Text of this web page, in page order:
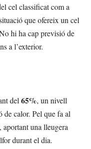
cel classificat com a
que ofereix un cel
hi ha cap previsió de
a l’exterior.
del65%, un nivell
de calor. Pel que fa al
, aportant una lleugera
durant el dia.